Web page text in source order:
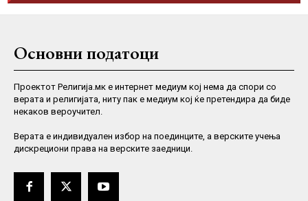
Основни податоци
Проектот Религија.мк е интернет медиум кој нема да спори со
верата и религијата, ниту пак е медиум кој ќе претендира да биде
некаков вероучител.
Верaта е индивидуален избор на поединците, а верските учења
дискрециони права на верските заедници.